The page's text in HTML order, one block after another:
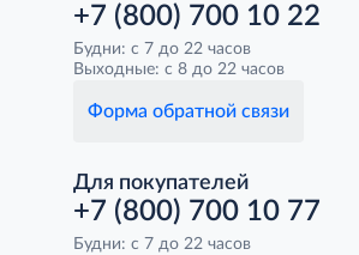
+7 (800) 700 10 22
Будни: с 7 до 22 часов
Выходные: с 8 до 22 часов
Форма обратной связи
Для покупателей
+7 (800) 700 10 77
Будни: с 7 до 22 часов